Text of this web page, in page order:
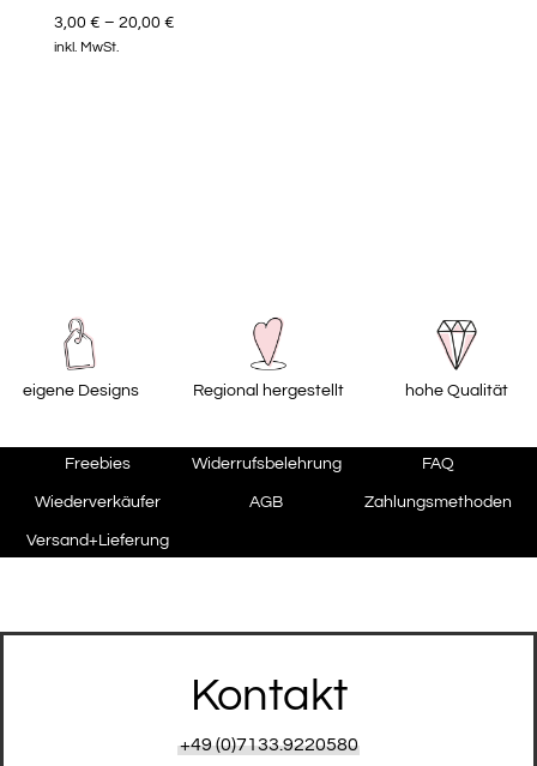
3,00 € – 20,00 €
inkl. MwSt.
eigene Designs Regional hergestellt hohe Qualität
Freebies Widerrufsbelehrung FAQ
Wiederverkäufer AGB Zahlungsmethoden
Versand+Lieferung
Kontakt
+49 (0)7133.9220580